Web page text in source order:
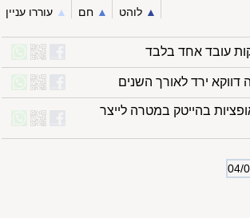
▲︎ לוהט ▲︎ חם ▲︎ עוררו עניין
עובד אחד בלבד
דווקא ירד לאורך השנים
בהייטק במטרה לייצר